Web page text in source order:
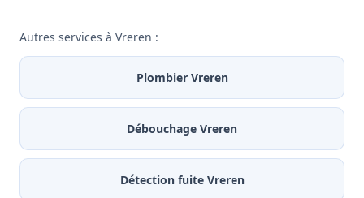
Autres services à Vreren :
Plombier Vreren
Débouchage Vreren
Détection fuite Vreren